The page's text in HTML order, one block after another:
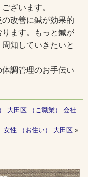
ざいます。
改善に鍼が効果的
ます。もっと鍼が
知していきたいと
調管理のお手伝い
大田区 （ご職業） 会社
女性 （お住い） 大田区 »